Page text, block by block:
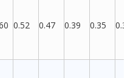
0.52 0.47 0.39 0.35 0.34